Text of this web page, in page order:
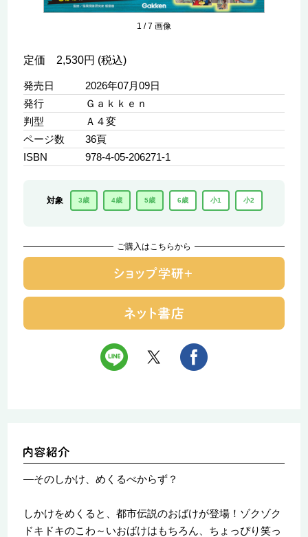
1 /7 画像
定価 2,530円 (税込)
発売日
2026年07月09日
発行
Ｇａｋｋｅｎ
判型
Ａ４変
ページ数
36頁
ISBN
978-4-05-206271-1
対象 3歳 4歳 5歳 6歳 小1 小2
ご購入はこちらから
―そのしかけ、めくるべからず？
しかけをめくると、都市伝説のおばけが登場！ゾクゾク
ドキドキのこわ～いおばけはもちろん、ちょっぴり笑っ